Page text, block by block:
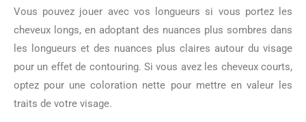
Vous pouvez jouer avec vos longueurs si vous portez les
cheveux longs, en adoptant des nuances plus sombres dans
les longueurs et des nuances plus claires autour du visage
pour un effet de contouring. Si vous avez les cheveux courts,
optez pour une coloration nette pour mettre en valeur les
traits de votre visage.